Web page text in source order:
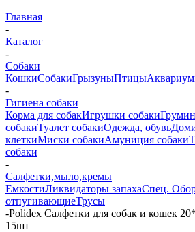
Главная
-
Каталог
-
Собаки
КошкиСобакиГрызуныПтицы
-
Гигиена собаки
Корма для собакИгрушки собаки
собакиТуалет собакиОдежда, обувь
клеткиМиски собакиАмуниция собаки
собаки
-
Салфетки,мыло,кремы
ЕмкостиЛиквидаторы запахаСпец.
отпугивающиеТрусы
-Polidex Салфетки для собак и кошек
15шт